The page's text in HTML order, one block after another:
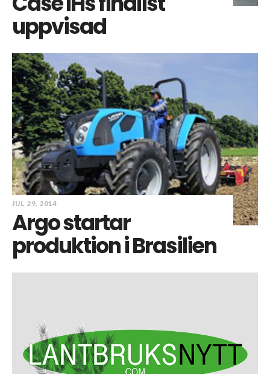
uppvisad
JUL 29, 2014
Argo startar
produktion i Brasilien